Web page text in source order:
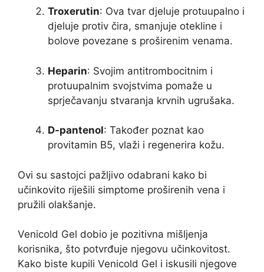
Troxerutin: Ova tvar djeluje protuupalno i
djeluje protiv čira, smanjuje otekline i
bolove povezane s proširenim venama.
Heparin: Svojim antitrombocitnim i
protuupalnim svojstvima pomaže u
sprječavanju stvaranja krvnih ugrušaka.
D-pantenol: Također poznat kao
provitamin B5, vlaži i regenerira kožu.
Ovi su sastojci pažljivo odabrani kako bi
učinkovito riješili simptome proširenih vena i
pružili olakšanje.
Venicold Gel dobio je pozitivna mišljenja
korisnika, što potvrđuje njegovu učinkovitost.
Kako biste kupili Venicold Gel i iskusili njegove